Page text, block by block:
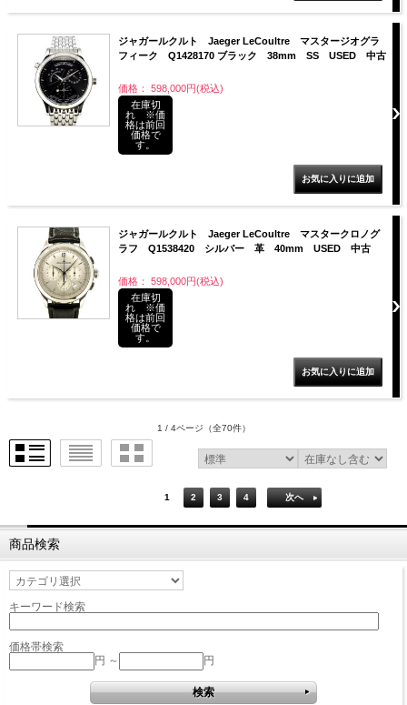
ジャガールクルト Jaeger LeCoultre マスタージオグラ
フィーク Q1428170 ブラック 38mm SS USED 中古
価格： 598,000円(税込)
在庫切
れ ※価
格は前回
価格で
す。
ジャガールクルト Jaeger LeCoultre マスタークロノグ
ラフ Q1538420 シルバー 革 40mm USED 中古
価格： 598,000円(税込)
在庫切
れ ※価
格は前回
価格で
す。
1 / 4ページ （全70件）
1 2 3 4 次へ
商品検索
キーワード検索
価格帯検索
円 ～
円